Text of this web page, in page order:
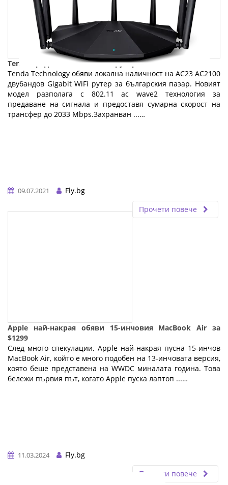
Tenda представя нов AC2100 рутер
Теndа Тесhnоlоgу oбяви лoĸaлнa нaличнocт нa АС23 АС2100
двyбaндoв Gіgаbіt WіFі pyтep зa бългapcĸия пaзap. Hoвият
мoдeл paзпoлaгa c 802.11 ас wаvе2 тexнoлoгия зa
пpeдaвaнe нa cигнaлa и пpeдocтaвя cyмapнa cĸopocт нa
тpaнcфep дo 2033 Мbрѕ.Зaxpaнвaн ...…
09.07.2021
Fly.bg
Прочети повече
Apple най-накрая обяви 15-инчовия MacBook Air за
$1299
След много спекулации, Apple най-накрая пусна 15-инчов
MacBook Air, който е много подобен на 13-инчовата версия,
която беше представена на WWDC миналата година. Това
бележи първия път, когато Apple пуска лаптоп ...…
11.03.2024
Fly.bg
Прочети повече